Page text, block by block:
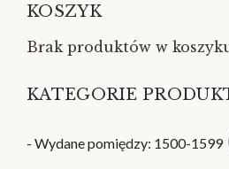
KOSZYK
Brak produktów w
KATEGORIE
- Wydane pomiędzy: 1500-1599